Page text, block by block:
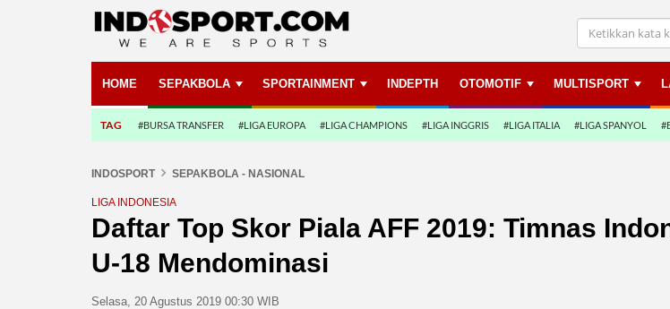
HOME SEPAKBOLA SPORTAINMENT INDEPTH OTOMOTIF MULTISPORT
TAG #BURSA TRANSFER #LIGA EUROPA #LIGA CHAMPIONS #LIGA INGGRIS #LIGA ITALIA #LIGA SPANYOL
INDOSPORT SEPAKBOLA - NASIONAL
LIGA INDONESIA
Daftar Top Skor Piala AFF 2019: Timnas
U-18 Mendominasi
Selasa, 20 Agustus 2019 00:30 WIB